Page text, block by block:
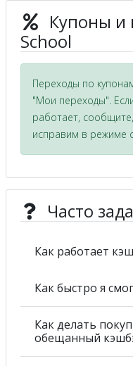
Купоны и
School
Переходы по
"Мои переходы".
работает,
исправим в режиме
Часто
Как работает
Как быстро я
Как делать
обещанный